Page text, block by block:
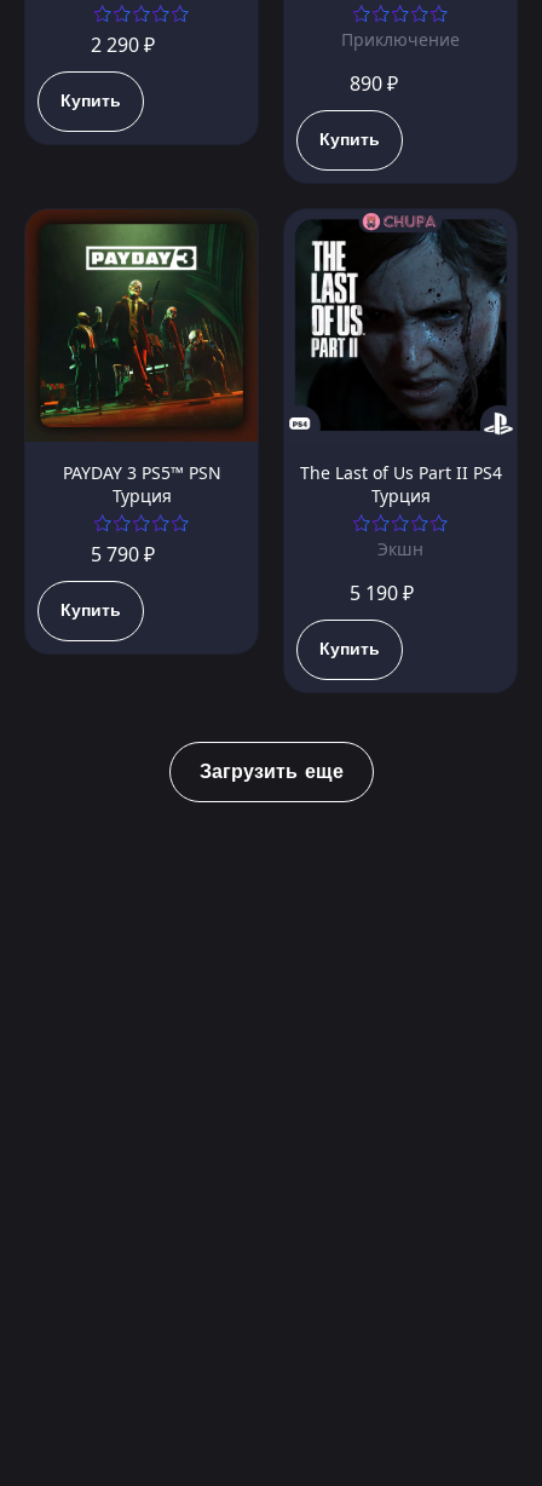
2 290 ₽
Купить
Приключение
890 ₽
Купить
PAYDAY 3 PS5™ PSN
Турция
5 790 ₽
Купить
The Last of Us Part II PS4
Турция
Экшн
5 190 ₽
Купить
Загрузить еще